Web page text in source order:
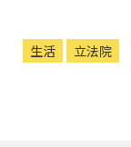
生活 立法院